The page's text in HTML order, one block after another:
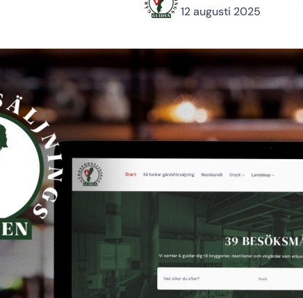
12 augusti 2025